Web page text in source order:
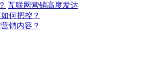
互联网营销高度发达
何把控？
销内容？